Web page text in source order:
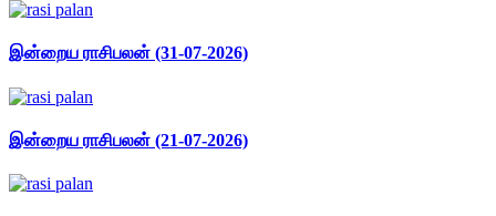
இன்றைய ராசிபலன் (31-07-2026)
இன்றைய ராசிபலன் (21-07-2026)